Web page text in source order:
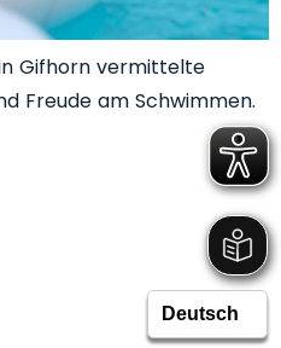
Gifhorn vermittelte
Freude am Schwimmen.